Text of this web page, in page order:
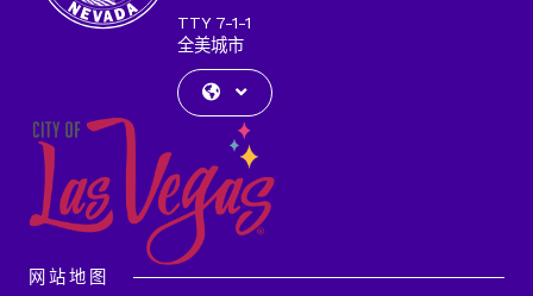
TTY 7-1-1
全美城市
网站地图